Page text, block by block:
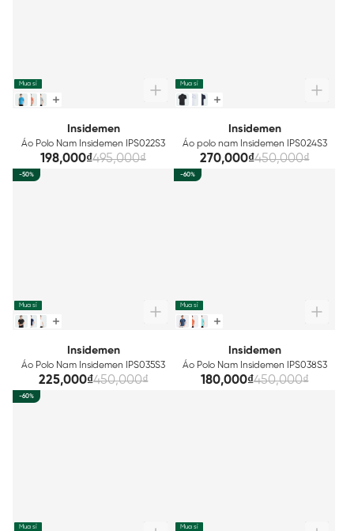
Mua sỉ
Insidemen
Áo Polo Nam Insidemen IPS022S3
198,000₫495,000₫
Mua sỉ
Insidemen
Áo polo nam Insidemen IPS024S3
270,000₫450,000₫
-50%
Mua sỉ
Insidemen
Áo Polo Nam Insidemen IPS035S3
225,000₫450,000₫
-60%
Mua sỉ
Insidemen
Áo Polo Nam Insidemen IPS038S3
180,000₫450,000₫
-60%
Mua sỉ Mua sỉ